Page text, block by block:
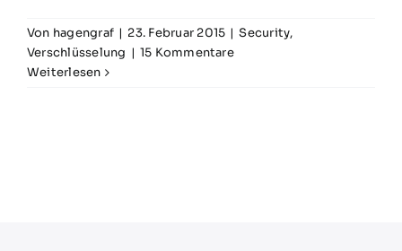
Von hagengraf | 23. Februar 2015 | Security,
Verschlüsselung | 15 Kommentare
Weiterlesen